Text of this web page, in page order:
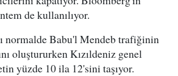
de kullanılıyor.
normalde Babu'l Mendeb trafiğinin
oluştururken Kızıldeniz genel
yüzde 10 ila 12'sini taşıyor.